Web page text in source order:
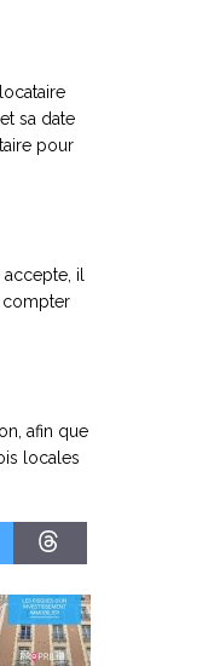
sa date
pour
il
compter
afin que
locales